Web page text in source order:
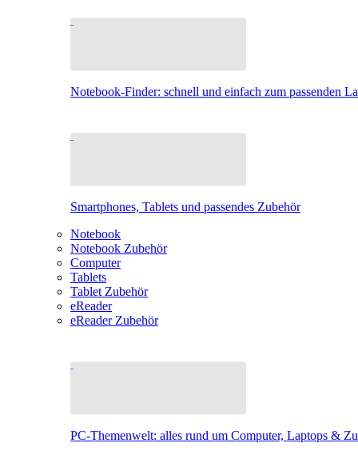
Notebook-Finder: schnell und einfach zum passenden
Smartphones, Tablets und passendes Zubehör
Notebook
Notebook Zubehör
Computer
Tablets
Tablet Zubehör
eReader
eReader Zubehör
PC-Themenwelt: alles rund um Computer, Laptops &